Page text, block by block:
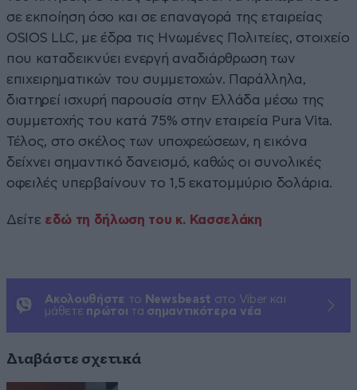
σε εκποίηση όσο και σε επαναγορά της εταιρείας
OSIOS LLC, με έδρα τις Ηνωμένες Πολιτείες, στοιχείο
που καταδεικνύει ενεργή αναδιάρθρωση των
επιχειρηματικών του συμμετοχών. Παράλληλα,
διατηρεί ισχυρή παρουσία στην Ελλάδα μέσω της
συμμετοχής του κατά 75% στην εταιρεία Pura Vita.
Τέλος, στο σκέλος των υποχρεώσεων, η εικόνα
δείχνει σημαντικό δανεισμό, καθώς οι συνολικές
οφειλές υπερβαίνουν το 1,5 εκατομμύριο δολάρια.
Δείτε εδώ τη δήλωση του κ. Κασσελάκη
Ακολουθήστε το Newsbeast στο Viber και
μάθετε πρώτοι τα σημαντικότερα νέα
Διαβάστε σχετικά